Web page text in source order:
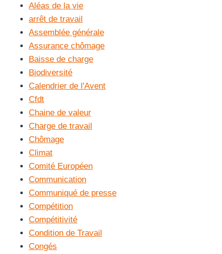
Aléas de la vie
arrêt de travail
Assemblée générale
Assurance chômage
Baisse de charge
Biodiversité
Calendrier de l'Avent
Cfdt
Chaine de valeur
Charge de travail
Chômage
Climat
Comité Européen
Communication
Communiqué de presse
Compétition
Compétitivité
Condition de Travail
Congés